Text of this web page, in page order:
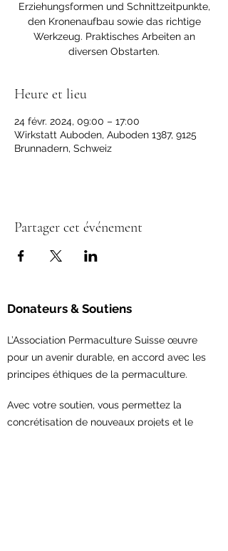
Erziehungsformen und Schnittzeitpunkte,
den Kronenaufbau sowie das richtige
Werkzeug. Praktisches Arbeiten an
diversen Obstarten.
Heure et lieu
24 févr. 2024, 09:00 – 17:00
Wirkstatt Auboden, Auboden 1387, 9125
Brunnadern, Schweiz
Partager cet événement
Donateurs & Soutiens
L’Association Permaculture Suisse œuvre
pour un avenir durable, en accord avec les
principes éthiques de la permaculture.
Avec votre soutien, vous permettez la
concrétisation de nouveaux projets et le